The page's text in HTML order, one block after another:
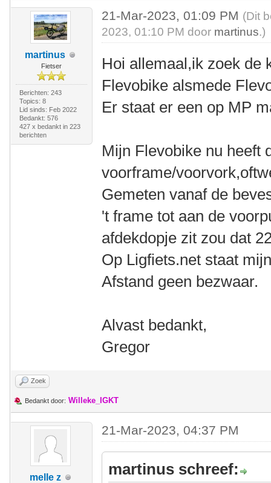
martinus
Fietser
Berichten: 243
Topics: 8
Lid sinds: Feb 2022
Bedankt: 576
427 x bedankt in 223
berichten
21-Mar-2023, 01:09 PM (Dit
2023, 01:10 PM door martinus.)
Hoi allemaal,ik zoek de
Flevobike alsmede
Er staat er een op MP
Mijn Flevobike nu heeft
voorframe/
Gemeten vanaf de
't frame tot aan de
afdekdopje zit zou dat
Op Ligfiets.net staat
Afstand geen bezwaar.
Alvast bedankt,
Gregor
Zoek
Bedankt door: Willeke_IGKT
melle z
21-Mar-2023, 04:37 PM
martinus schreef: